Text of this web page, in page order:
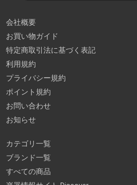
会社概要
お買い物ガイド
特定商取引法に基づく表記
利用規約
プライバシー規約
ポイント規約
お問い合わせ
お知らせ
カテゴリ一覧
ブランド一覧
すべての商品